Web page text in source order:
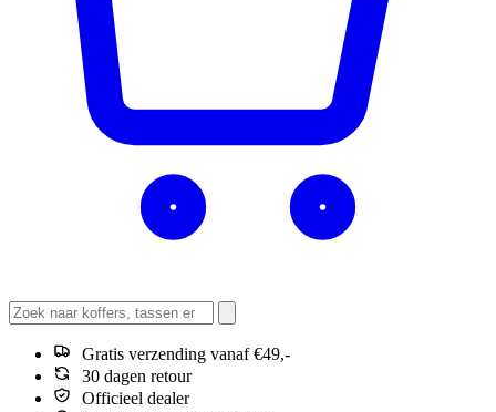
Gratis verzending vanaf €49,-
30 dagen retour
Officieel dealer